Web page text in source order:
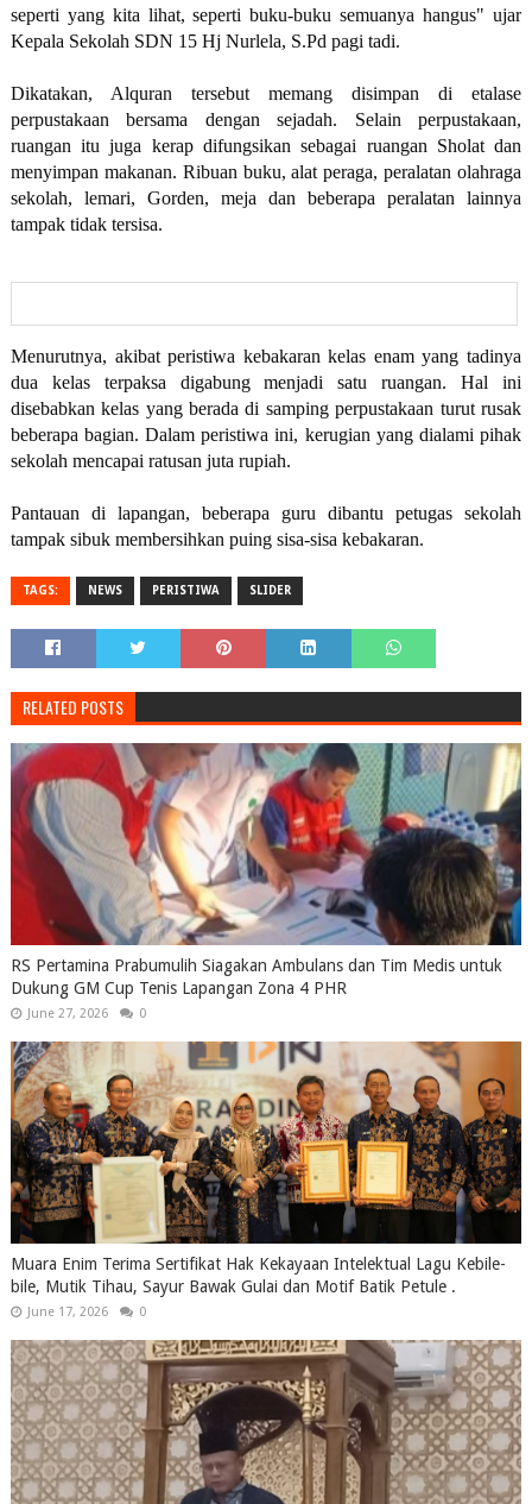
seperti yang kita lihat, seperti buku-buku semuanya hangus" ujar
Kepala Sekolah SDN 15 Hj Nurlela, S.Pd pagi tadi.
Dikatakan, Alquran tersebut memang disimpan di etalase
perpustakaan bersama dengan sejadah. Selain perpustakaan,
ruangan itu juga kerap difungsikan sebagai ruangan Sholat dan
menyimpan makanan. Ribuan buku, alat peraga, peralatan olahraga
sekolah, lemari, Gorden, meja dan beberapa peralatan lainnya
tampak tidak tersisa.
Menurutnya, akibat peristiwa kebakaran kelas enam yang tadinya
dua kelas terpaksa digabung menjadi satu ruangan. Hal ini
disebabkan kelas yang berada di samping perpustakaan turut rusak
beberapa bagian. Dalam peristiwa ini, kerugian yang dialami pihak
sekolah mencapai ratusan juta rupiah.
Pantauan di lapangan, beberapa guru dibantu petugas sekolah
tampak sibuk membersihkan puing sisa-sisa kebakaran.
TAGS: NEWS PERISTIWA SLIDER
RELATED POSTS
RS Pertamina Prabumulih Siagakan Ambulans dan Tim Medis untuk
Dukung GM Cup Tenis Lapangan Zona 4 PHR
June 27, 2026 0
Muara Enim Terima Sertifikat Hak Kekayaan Intelektual Lagu Kebile-
bile, Mutik Tihau, Sayur Bawak Gulai dan Motif Batik Petule .
June 17, 2026 0